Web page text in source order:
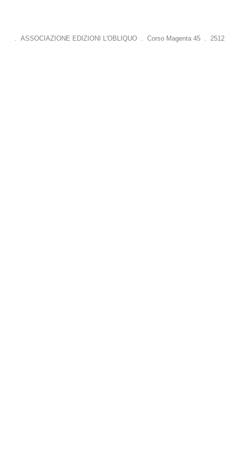
. ASSOCIAZIONE EDIZIONI L'OBLIQUO . Corso Magenta 45 .